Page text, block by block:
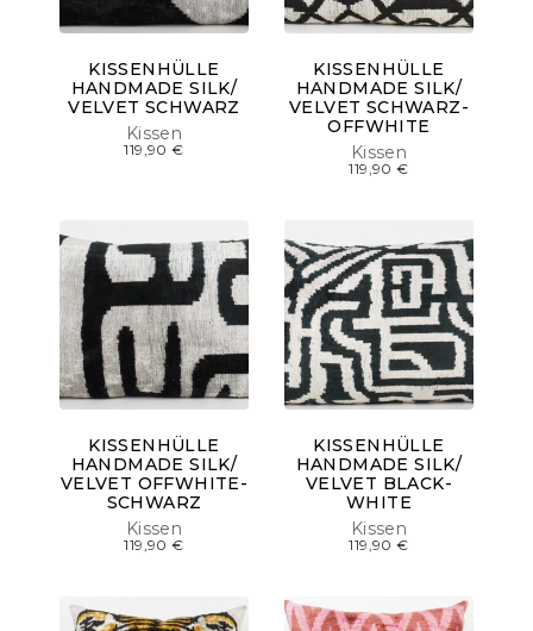
Kissen
KISSENHÜLLE
HANDMADE SILK/
VELVET SCHWARZ
119,90€ Kissen
KISSENHÜLLE
HANDMADE SILK/
VELVET SCHWARZ-
OFFWHITE
119,90€
Kissen
KISSENHÜLLE
HANDMADE SILK/
VELVET OFFWHITE-
SCHWARZ
119,90€
Kissen
KISSENHÜLLE
HANDMADE SILK/
VELVET BLACK-
WHITE
119,90€